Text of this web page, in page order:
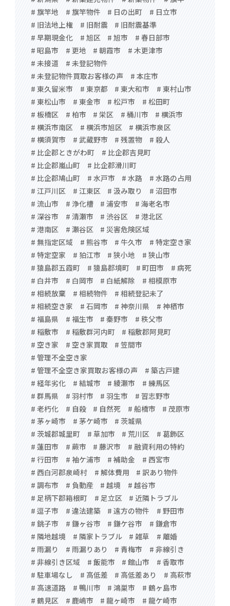
# 旗竿地
# 旗竿物件 # 日の出町
# 日立市
# 旧法地上権
# 旧耐震
# 旧耐震基準
# 早期現金化
# 旭区 # 旭市
# 春日部市
# 昭島市
# 更地 # 朝霞市
# 木更津市
# 未接道
# 未登記物件
# 未登記物件買取お客様の声
# 本庄市
# 東久留米市
# 東京都 # 東大和市
# 東村山市
# 東松山市
# 東金市 # 松戸市
# 松田町
# 板橋区
# 柏市 # 栄区 # 桶川市
# 横浜市
# 横浜市南区
# 横浜市旭区
# 横浜市泉区
# 横須賀市
# 武蔵野市 # 残置物
# 殺人
# 比企郡ときがわ町
# 比企郡吉見町
# 比企郡嵐山町
# 比企郡滑川町
# 比企郡鳩山町
# 水戸市 # 水路
# 水路の占用
# 江戸川区
# 江東区 # 汲み取り
# 沼田市
# 流山市
# 浄化槽 # 浦安市
# 海老名市
# 深谷市
# 清瀬市 # 渋谷区
# 港北区
# 港南区
# 瀬谷区
# 災害危険区域
# 無指定区域
# 熊谷市 # 牛久市
# 特定空き家
# 特定空家
# 狛江市 # 狭小地
# 狭山市
# 猿島郡五霞町
# 猿島郡境町 # 町田市
# 病死
# 白井市
# 白岡市 # 白紙解除
# 相模原市
# 相続放棄
# 相続物件
# 相続登記未了
# 相続空き家
# 石岡市 # 神奈川県
# 神栖市
# 福島県
# 福生市 # 秦野市
# 秩父市
# 稲敷市
# 稲敷群河内町
# 稲敷郡阿見町
# 空き家
# 空き家買取
# 笠間市
# 管理不全空き家
# 管理不全空き家買取お客様の声
# 築古戸建
# 経年劣化
# 結城市 # 綾瀬市
# 練馬区
# 群馬県
# 羽村市 # 羽生市
# 習志野市
# 老朽化
# 自殺 # 自然死 # 船橋市
# 茂原市
# 茅ヶ崎市
# 茅ケ崎市
# 茨城県
# 茨城郡城里町
# 草加市 # 荒川区
# 葛飾区
# 蓮田市
# 蕨市 # 藤沢市
# 融資利用の特約
# 行田市
# 袖ケ浦市 # 補助金
# 西宮市
# 西白河郡泉崎村
# 解体費用
# 訳あり物件
# 調布市
# 負動産 # 越境
# 越谷市
# 足柄下郡箱根町
# 足立区
# 近隣トラブル
# 逗子市
# 違法建築 # 遠方の物件
# 野田市
# 銚子市
# 鎌ヶ谷市 # 鎌ケ谷市
# 鎌倉市
# 隣地越境
# 隣家トラブル # 雑草
# 離婚
# 雨漏り
# 雨漏りあり # 青梅市
# 非線引き
# 非線引き区域
# 飯能市 # 館山市
# 香取市
# 駐車場なし
# 高低差 # 高低差あり
# 高萩市
# 高速道路
# 鴨川市 # 鴻巣市
# 鶴ヶ島市
# 鶴見区
# 鹿嶋市 # 龍ヶ崎市 # 龍ケ崎市